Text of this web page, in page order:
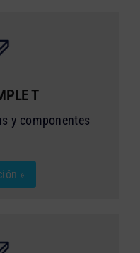
T
y componentes
»